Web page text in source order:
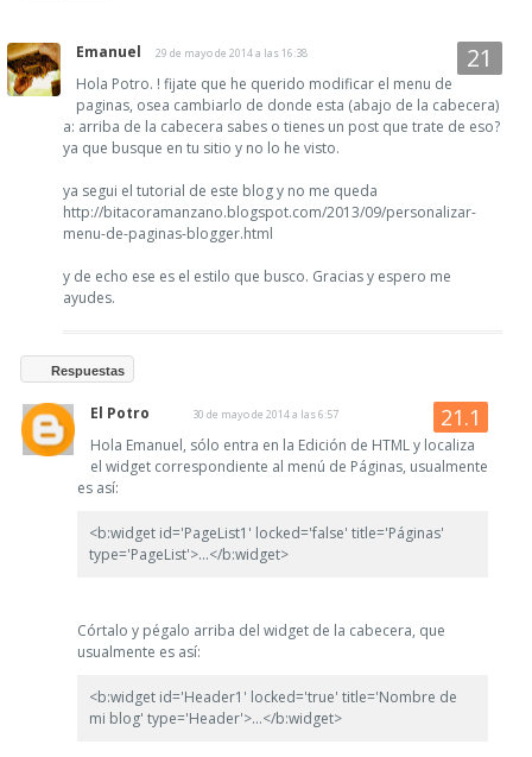
Emanuel 29 de mayo de 2014 a las 16:38
Hola Potro. ! fijate que he querido modificar el menu de
paginas, osea cambiarlo de donde esta (abajo de la cabecera)
a: arriba de la cabecera sabes o tienes un post que trate de eso?
ya que busque en tu sitio y no lo he visto.
ya segui el tutorial de este blog y no me queda
http://bitacoramanzano.blogspot.com/2013/09/personalizar-
menu-de-paginas-blogger.html
y de echo ese es el estilo que busco. Gracias y espero me
ayudes.
Respuestas
El Potro 30 de mayo de 2014 a las 6:57
Hola Emanuel, sólo entra en la Edición de HTML y localiza
el widget correspondiente al menú de Páginas, usualmente
es así:
<b:widget id='PageList1' locked='false' title='Páginas'
type='PageList'>...</b:widget>
Córtalo y pégalo arriba del widget de la cabecera, que
usualmente es así:
<b:widget id='Header1' locked='true' title='Nombre de
mi blog' type='Header'>...</b:widget>